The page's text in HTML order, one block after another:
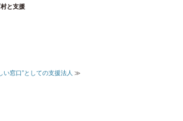
と支援
い窓口”としての支援法人 ≫